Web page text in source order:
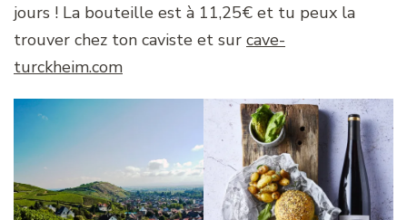
jours ! La bouteille est à 11,25€ et tu peux la
trouver chez ton caviste et sur cave-
turckheim.com